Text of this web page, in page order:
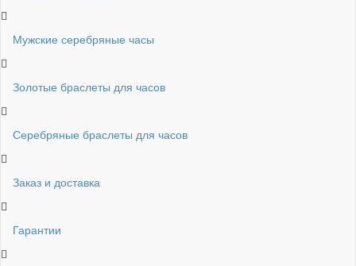
Мужские серебряные часы
Золотые браслеты для часов
Серебряные браслеты для часов
Заказ и доставка
Гарантии